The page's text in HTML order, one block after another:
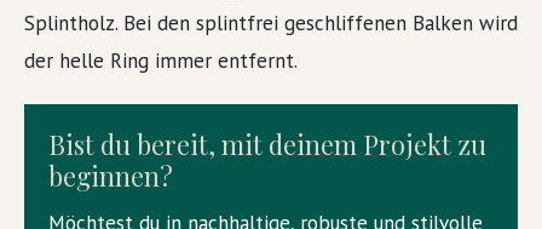
Splintholz. Bei den splintfrei geschliffenen Balken wird
der helle Ring immer entfernt.
Bist du bereit, mit deinem Projekt zu
beginnen?
Möchtest du in nachhaltige, robuste und stilvolle